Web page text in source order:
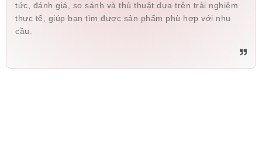
tức, đánh giá, so sánh và thủ thuật dựa trên trải nghiệm
thực tế, giúp bạn tìm được sản phẩm phù hợp với nhu
cầu.